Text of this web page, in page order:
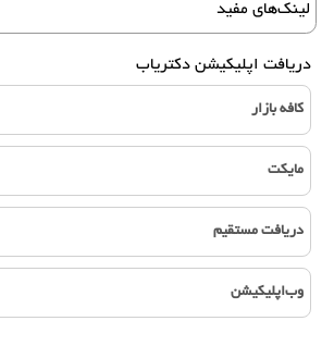
لینک‌های مفید
دریافت اپلیکیشن دکتریاب
کافه بازار
مایکت
دریافت مستقیم
وب‌اپلیکیشن